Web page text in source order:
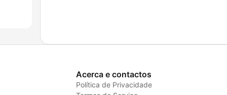
Acerca e contactos
Política de Privacidade